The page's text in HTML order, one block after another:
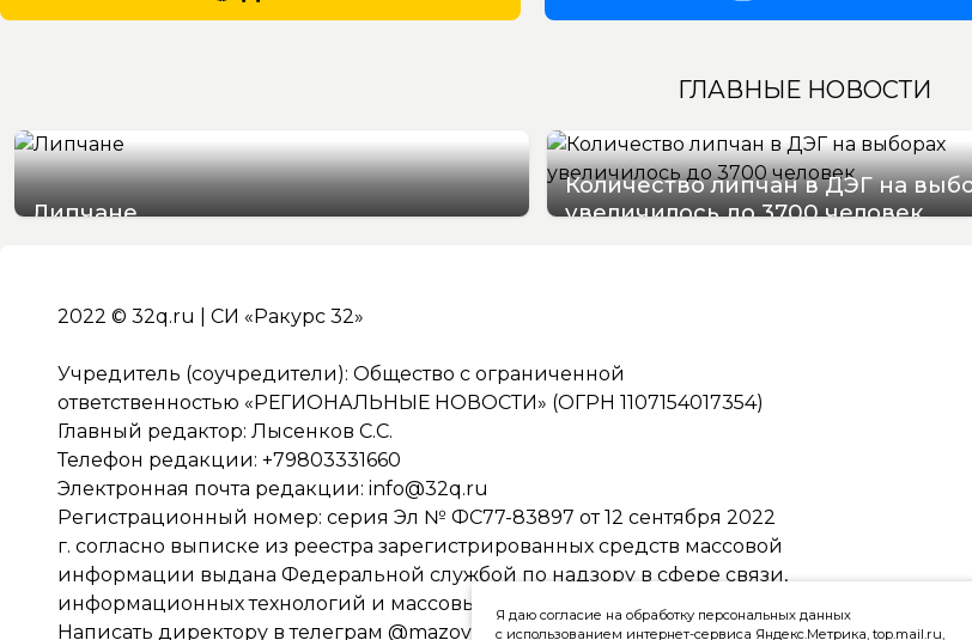
ГЛАВНЫЕ НОВОСТИ
Липчане
Количество липчан в ДЭГ на
увеличилось до 3700 человек
2022 © 32q.ru | СИ «Ракурс 32»
Учредитель (соучредители): Общество с ограниченной
ответственностью «РЕГИОНАЛЬНЫЕ НОВОСТИ» (ОГРН 1107154017354)
Главный редактор: Лысенков С.С.
Телефон редакции: +79803331660
Электронная почта редакции: info@32q.ru
Регистрационный номер: серия Эл № ФС77-83897 от 12 сентября 2022
г. согласно выписке из реестра зарегистрированных средств массовой
информации выдана Федеральной службой по надзору в сфере связи,
информационных технологий и массовых коммуникаций
Написать директору в телеграм @mazov
Я даю согласие на обработку персональных данных
с использованием интернет-сервиса Яндекс.Метрика, top.mail.ru,